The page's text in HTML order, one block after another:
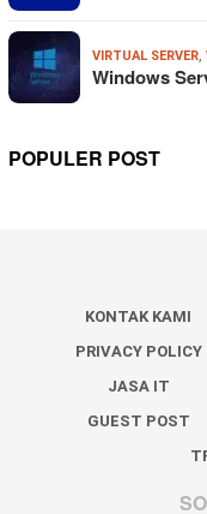
VIRTUAL SERVER,
Windows
POPULER POST
KONTAK KAMI
PRIVACY POLICY
JASA IT
GUEST POST